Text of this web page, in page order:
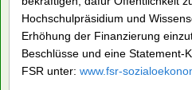
der jetzigen Stelleninhaberin im
wiederbesetzt werden soll. Dann
Rechtswissenschaft an der
verbliebene Professuren und
Mitarbeiterinnen und Mitarbeiter,